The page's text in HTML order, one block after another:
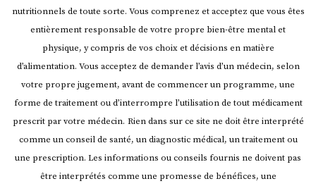
nutritionnels de toute sorte. Vous comprenez et acceptez que vous êtes
entièrement responsable de votre propre bien-être mental et
physique, y compris de vos choix et décisions en matière
d’alimentation. Vous acceptez de demander l’avis d’un médecin, selon
votre propre jugement, avant de commencer un programme, une
forme de traitement ou d’interrompre l’utilisation de tout médicament
prescrit par votre médecin. Rien dans sur ce site ne doit être interprété
comme un conseil de santé, un diagnostic médical, un traitement ou
une prescription. Les informations ou conseils fournis ne doivent pas
être interprétés comme une promesse de bénéfices, une